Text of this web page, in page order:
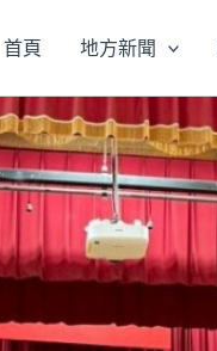
首頁 地方新聞